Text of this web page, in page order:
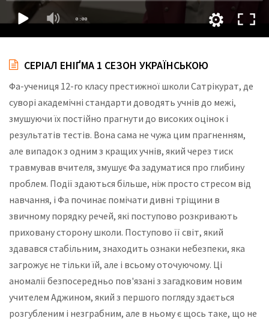
СЕРІАЛ ЕНІҐМА 1 СЕЗОН УКРАЇНСЬКОЮ
Фа-учениця 12-го класу престижної школи Сатрікурат, де
суворі академічні стандарти доводять учнів до межі,
змушуючи їх постійно прагнути до високих оцінок і
результатів тестів. Вона сама не чужа цим прагненням,
але випадок з одним з кращих учнів, який через тиск
травмував вчителя, змушує Фа задуматися про глибину
проблем. Події здаються більше, ніж просто стресом від
навчання, і Фа починає помічати дивні тріщини в
звичному порядку речей, які поступово розкривають
приховану сторону школи. Поступово її світ, який
здавався стабільним, знаходить ознаки небезпеки, яка
загрожує не тільки їй, але і всьому оточуючому. Ці
аномалії безпосередньо пов'язані з загадковим новим
учителем Аджином, який з першого погляду здається
розгубленим і незграбним, але в ньому є щось таке, що не